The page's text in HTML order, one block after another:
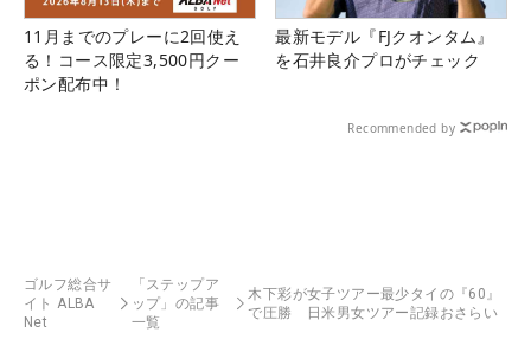
11月までのプレーに2回使え
る！コース限定3,500円クー
ポン配布中！
最新モデル『FJクオンタム』
を石井良介プロがチェック
Recommended by
ゴルフ総合サ
イト ALBA
Net
「ステップア
ップ」の記事
一覧
木下彩が女子ツアー最少タイの『60』
で圧勝 日米男女ツアー記録おさらい